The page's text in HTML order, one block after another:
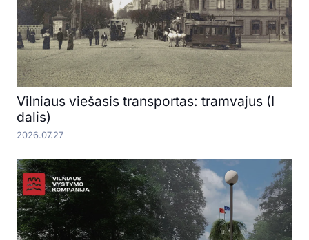
Vilniaus viešasis transportas: tramvajus (I
dalis)
2026.07.27